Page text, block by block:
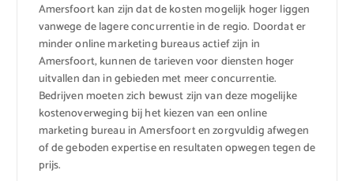
Amersfoort kan zijn dat de kosten mogelijk hoger liggen
vanwege de lagere concurrentie in de regio. Doordat er
minder online marketing bureaus actief zijn in
Amersfoort, kunnen de tarieven voor diensten hoger
uitvallen dan in gebieden met meer concurrentie.
Bedrijven moeten zich bewust zijn van deze mogelijke
kostenoverweging bij het kiezen van een online
marketing bureau in Amersfoort en zorgvuldig afwegen
of de geboden expertise en resultaten opwegen tegen de
prijs.